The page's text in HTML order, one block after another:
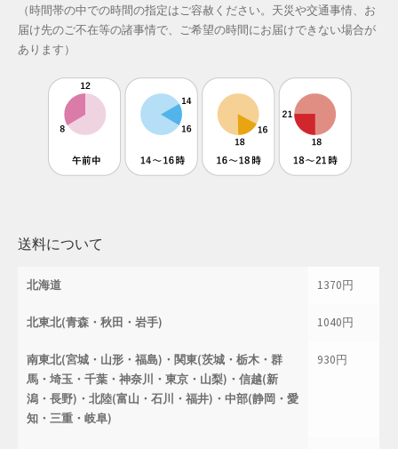
春服ファッション特集
母の日特集
父の日特集
特定商取引法に基づく表記
配送状況の確認
（時間帯の中での時間の指定はご容赦ください。天災や交通事情、お
届け先のご不在等の諸事情で、ご希望の時間にお届けできない場合が
あります）
送料について
北海道 1370円
北東北(青森・秋田・岩手) 1040円
南東北(宮城・山形・福島)・関東(茨城・栃木・群
馬・埼玉・千葉・神奈川・東京・山梨)・信越(新
潟・長野)・北陸(富山・石川・福井)・中部(静岡・愛
知・三重・岐阜)
930円